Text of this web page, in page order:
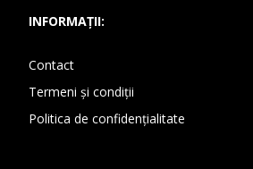
INFORMAȚII:
Contact
Termeni și condiții
Politica de confidențialitate